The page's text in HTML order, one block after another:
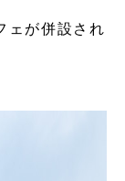
ェが併設され